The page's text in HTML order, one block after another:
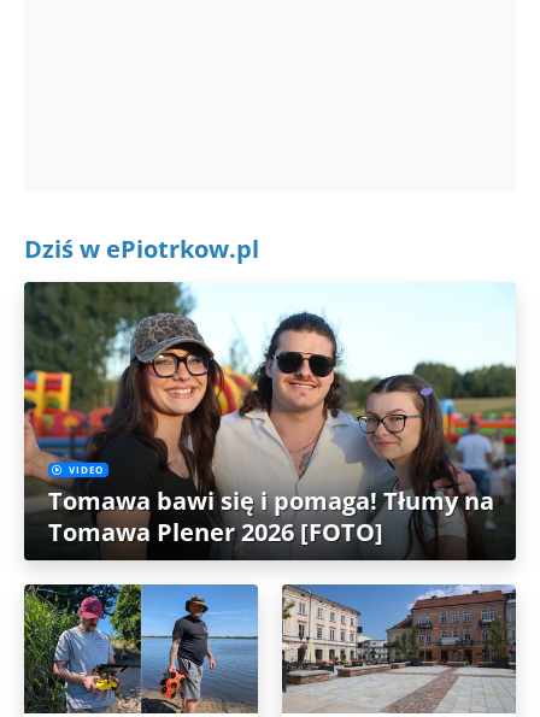
Dziś w ePiotrkow.pl
VIDEO
Tomawa bawi się i pomaga! Tłumy na
Tomawa Plener 2026 [FOTO]